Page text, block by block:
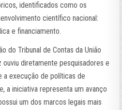
identificados como os
científico nacional:
e financiamento.
do Tribunal de Contas da União
ouviu diretamente pesquisadores e
execução de políticas de
a iniciativa representa um avanço
um dos marcos legais mais